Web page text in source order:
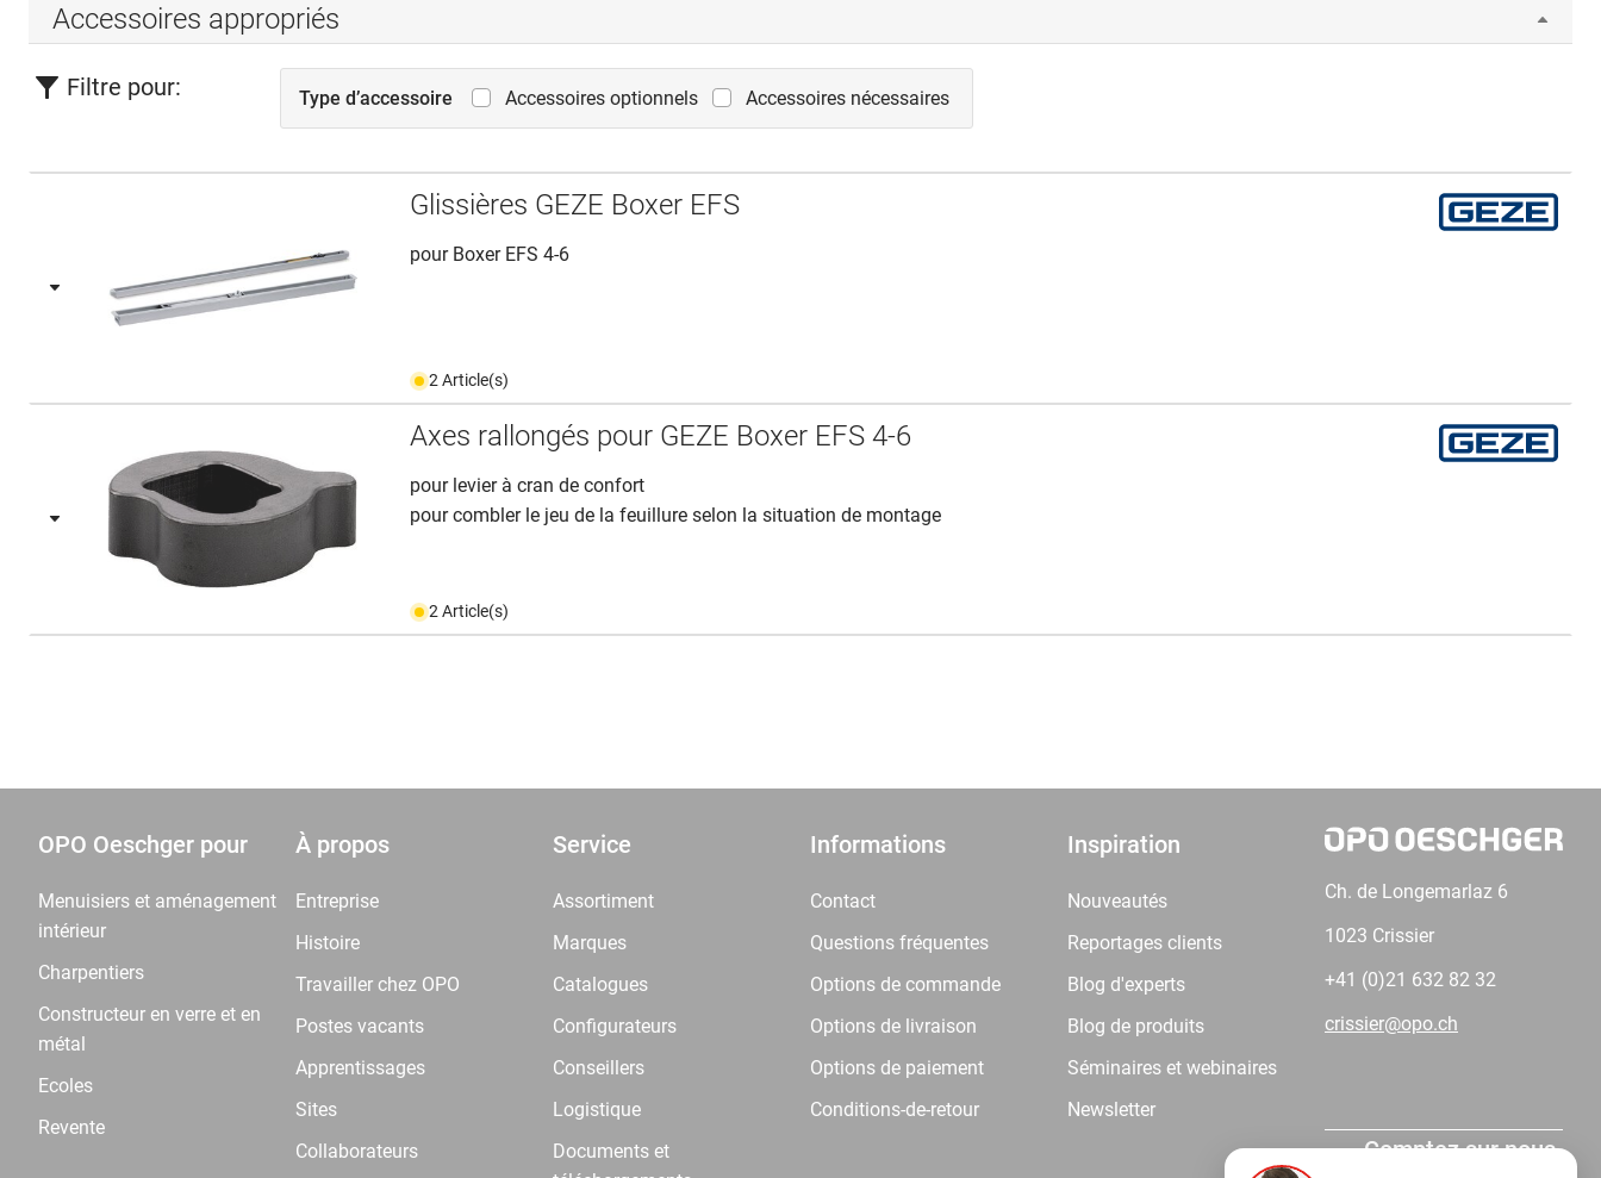
Accessoires appropriés
Filtre pour: Type d’accessoire Accessoires optionnels Accessoires nécessaires
Glissières GEZE Boxer EFS
pour Boxer EFS 4-6
2 Article(s)
Axes rallongés pour GEZE Boxer EFS 4-6
pour levier à cran de confort
pour combler le jeu de la feuillure selon la situation de montage
2 Article(s)
OPO Oeschger pour
Menuisiers et aménagement
intérieur
Charpentiers
Constructeur en verre et en
métal
Ecoles
Revente
À propos
Entreprise
Histoire
Travailler chez OPO
Postes vacants
Apprentissages
Sites
Collaborateurs
Service
Assortiment
Marques
Catalogues
Configurateurs
Conseillers
Logistique
Documents et
Informations
Contact
Questions fréquentes
Options de commande
Options de livraison
Options de paiement
Conditions-de-retour
Inspiration
Nouveautés
Reportages clients
Blog d'experts
Blog de produits
Séminaires et webinaires
Newsletter
Ch. de Longemarlaz 6
1023 Crissier
+41 (0)21 632 82 32
crissier@opo.ch
Comptez sur nous.